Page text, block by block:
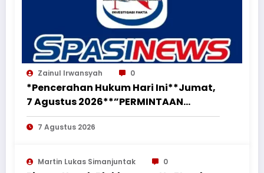
Zainul Irwansyah 0
*Pencerahan Hukum Hari Ini**Jumat,
7 Agustus 2026**”PERMINTAAN
PERUBAHAN PEKERJAAN SECARA LISAN
TIDAK MENGHAPUS KEWAJIBAN
PEKERJAAN SESUAI PERJANJIAN
7 Agustus 2026
Martin Lukas Simanjuntak 0